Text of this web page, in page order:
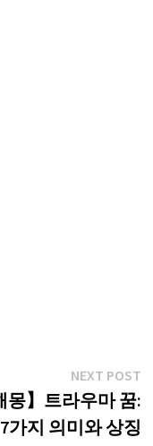
NEXT POST
몽】트라우마 꿈:
7가지 의미와 상징